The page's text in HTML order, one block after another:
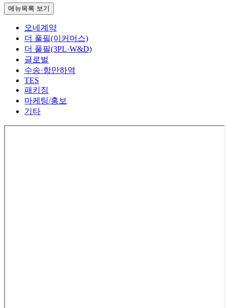
메뉴목록 보기
오네계약
더 풀필(이커머스)
더 풀필(3PL·W&D)
글로벌
수송·항만하역
TES
패키징
마케팅/홍보
기타